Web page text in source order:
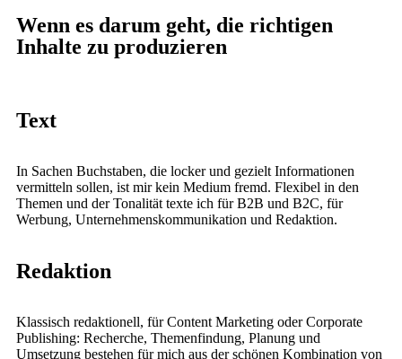
Wenn es darum geht, die richtigen
Inhalte zu produzieren
Text
In Sachen Buchstaben, die locker und gezielt Informationen
vermitteln sollen, ist mir kein Medium fremd. Flexibel in den
Themen und der Tonalität texte ich für B2B und B2C, für
Werbung, Unternehmenskommunikation und Redaktion.
Redaktion
Klassisch redaktionell, für Content Marketing oder Corporate
Publishing: Recherche, Themenfindung, Planung und
Umsetzung bestehen für mich aus der schönen Kombination von